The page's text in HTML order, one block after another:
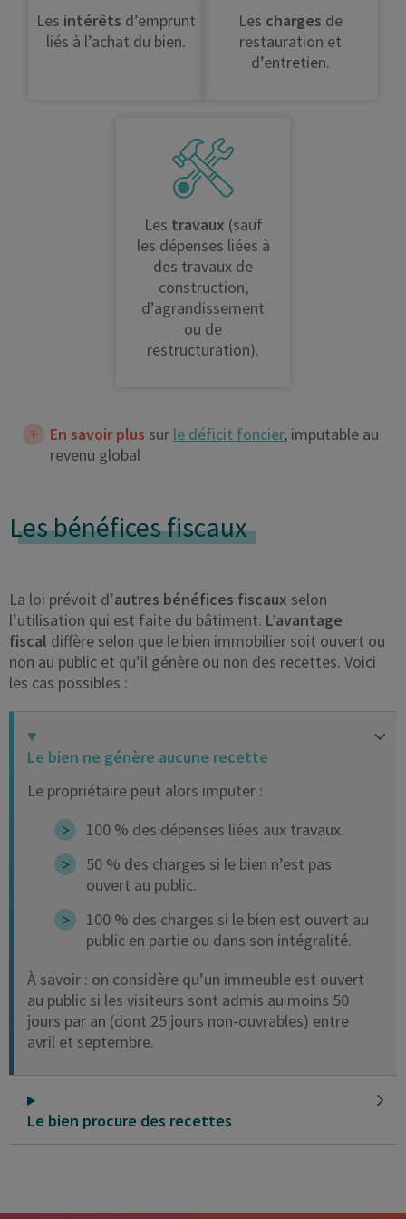
Il estpossible d’obtenir des
subventions de l’Etatpour les
travaux de rénovation, jusqu’à 35 %
Si acquérir un monument historique demande
budget important, les avantages fiscaux
l’investissement.
Les intérêts d’emprunt
liés à l’achat du bien.
Les charges de
restauration et
d’entretien.
Les travaux (sauf
les dépenses liées à
des travaux de
construction,
d’agrandissement
ou de
restructuration).
En savoir plus sur le déficit foncier, imputable au
revenu global
Les bénéfices fiscaux
La loi prévoit d’autres bénéfices fiscaux selon
l’utilisation qui est faite du bâtiment. L’avantage
fiscal diffère selon que le bien immobilier soit ouvert ou
non au public et qu’il génère ou non des recettes. Voici
les cas possibles :
Le bien ne génère aucune recette
Le propriétaire peut alors imputer :
100 % des dépenses liées aux travaux.
50 % des charges si le bien n’est pas
ouvert au public.
100 % des charges si le bien est ouvert au
public en partie ou dans son intégralité.
À savoir : on considère qu’un immeuble est ouvert
au public si les visiteurs sont admis au moins 50
jours par an (dont 25 jours non-ouvrables) entre
avril et septembre.
Le bien procure des recettes